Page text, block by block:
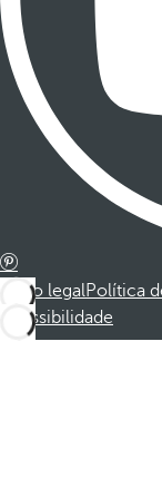
Aviso legalPolítica
Acessibilidade